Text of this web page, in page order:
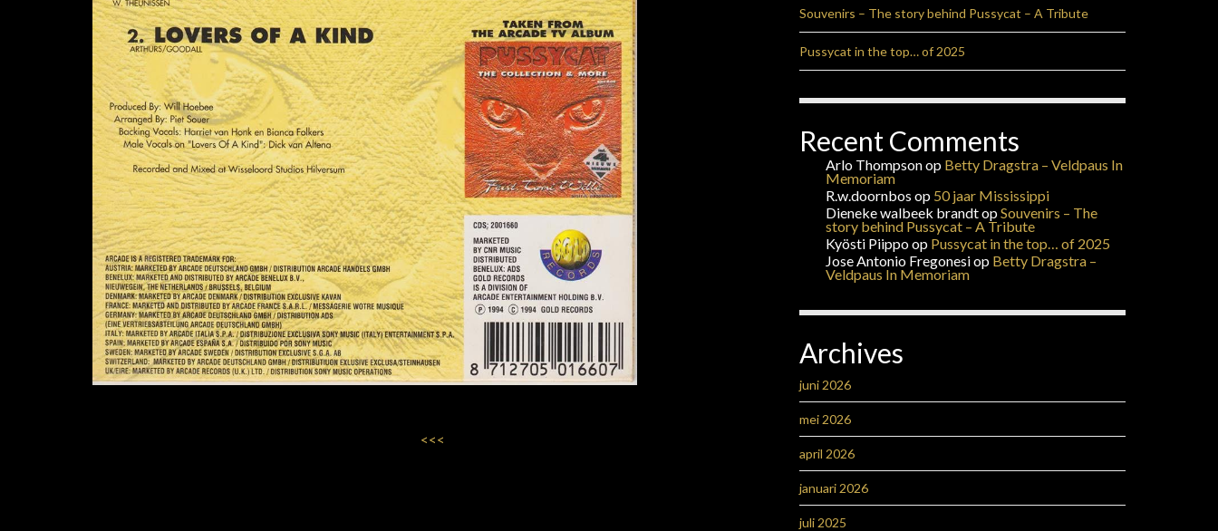
<<<
Souvenirs – The story behind Pussycat – A Tribute
Pussycat in the top… of 2025
Recent Comments
Arlo Thompsonop Betty Dragstra – Veldpaus In
Memoriam
R.w.doornbos op 50 jaar Mississippi
Dieneke walbeek brandtopSouvenirs – The
story behind Pussycat – A Tribute
Kyösti Piippoop Pussycat in the top… of 2025
Jose Antonio Fregonesiop Betty Dragstra –
Veldpaus In Memoriam
Archives
juni 2026
mei 2026
april 2026
januari 2026
juli 2025